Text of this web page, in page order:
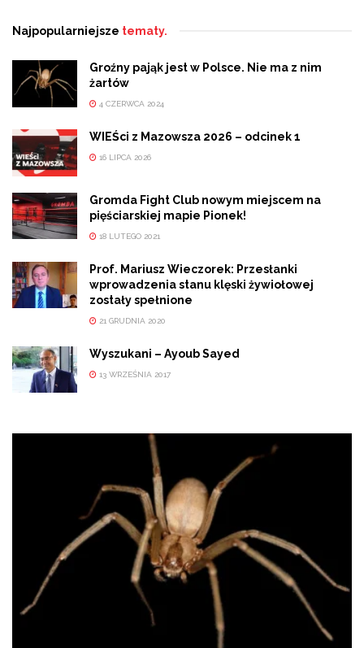
Najpopularniejsze tematy.
Groźny pająk jest w Polsce. Nie ma z nim
żartów
4 CZERWCA 2024
WIEŚci z Mazowsza 2026 – odcinek 1
16 LIPCA 2026
Gromda Fight Club nowym miejscem na
pięściarskiej mapie Pionek!
18 LUTEGO 2021
Prof. Mariusz Wieczorek: Przesłanki
wprowadzenia stanu klęski żywiołowej
zostały spełnione
21 GRUDNIA 2020
Wyszukani – Ayoub Sayed
13 WRZEŚNIA 2017